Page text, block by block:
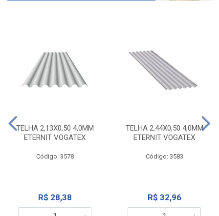
TELHA 2,13X0,50 4,0MM
ETERNIT VOGATEX
Código: 3578
R$ 28,38
TELHA 2,44X0,50 4,0MM
ETERNIT VOGATEX
Código: 3583
R$ 32,96